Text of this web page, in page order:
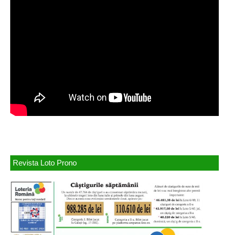
Revista Loto Prono